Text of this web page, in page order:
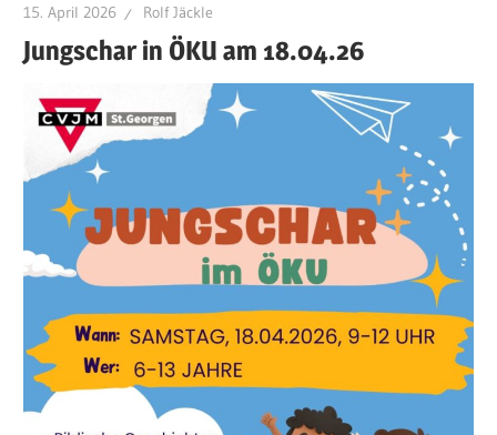
15. April 2026 Rolf Jäckle
Jungschar in ÖKU am 18.04.26